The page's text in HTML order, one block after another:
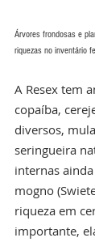
Árvores frondosas e
riquezas no inventário
A Resex tem
copaíba,
diversos,
seringueira
internas
mogno
riqueza em
importante,